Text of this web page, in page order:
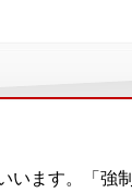
ます。「強